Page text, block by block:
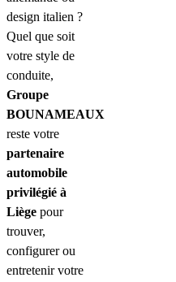
design italien ?
Quel que soit
votre style de
conduite,
Groupe
BOUNAMEAUX
reste votre
partenaire
automobile
privilégié à
Liège pour
trouver,
configurer ou
entretenir votre